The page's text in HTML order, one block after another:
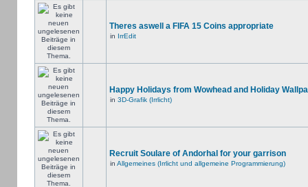
Theres aswell a FIFA 15 Coins appropriate
in IrrEdit
Happy Holidays from Wowhead and Holiday
in 3D-Grafik (Irrlicht)
Recruit Soulare of Andorhal for your garrison
in Allgemeines (Irrlicht und allgemeine Programmierung)